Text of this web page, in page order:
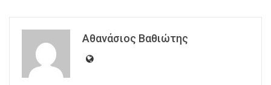
Αθανάσιος Βαθιώτης